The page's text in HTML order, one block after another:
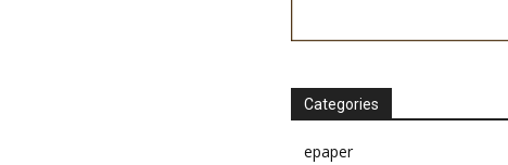
Categories
epaper